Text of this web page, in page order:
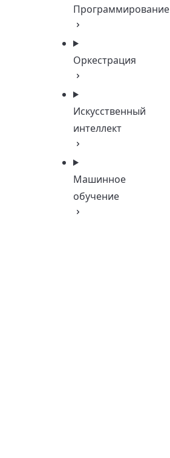
Программирование
Оркестрация
Искусственный
интеллект
Машинное
обучение